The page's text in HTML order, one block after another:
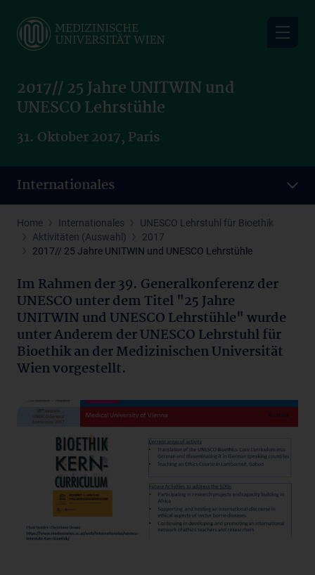
main
2017// 25 Jahre UNITWIN und
UNESCO Lehrstühle
31. Oktober 2017, Paris
Internationales
Home Internationales
UNESCO Lehrstuhl für Bioethik
Aktivitäten (Auswahl)
2017
2017// 25 Jahre UNITWIN und UNESCO Lehrstühle
Im Rahmen der 39. Generalkonferenz der
UNESCO unter dem Titel "25 Jahre
UNITWIN und UNESCO Lehrstühle" wurde
unter Anderem der UNESCO Lehrstuhl für
Bioethik an der Medizinischen Universität
Wien vorgestellt.